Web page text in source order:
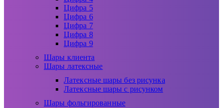
Цифра 5
Цифра 6
Цифра 7
Цифра 8
Цифра 9
Шары клиента
Шары латексные
Латексные шары без рисунка
Латексные шары с рисунком
Шары фольгированные